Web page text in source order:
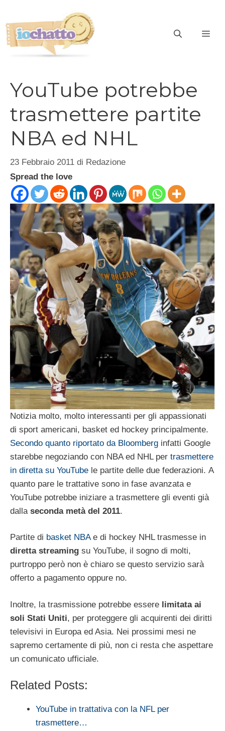
contenuto
YouTube potrebbe
trasmettere partite
NBA ed NHL
23 Febbraio 2011 di Redazione
Spread the love
Notizia molto, molto interessanti per gli appassionati
di sport americani, basket ed hockey principalmente.
Secondo quanto riportato da Bloomberg infatti Google
starebbe negoziando con NBA ed NHL per trasmettere
in diretta su YouTube le partite delle due federazioni. A
quanto pare le trattative sono in fase avanzata e
YouTube potrebbe iniziare a trasmettere gli eventi già
dalla seconda metà del 2011.
Partite di basket NBAe di hockey NHL trasmesse in
diretta streaming su YouTube, il sogno di molti,
purtroppo però non è chiaro se questo servizio sarà
offerto a pagamento oppure no.
Inoltre, la trasmissione potrebbe essere limitata ai
soli Stati Uniti, per proteggere gli acquirenti dei diritti
televisivi in Europa ed Asia. Nei prossimi mesi ne
sapremo certamente di più, non ci resta che aspettare
un comunicato ufficiale.
Related Posts:
YouTube in trattativa con la NFL per
trasmettere…